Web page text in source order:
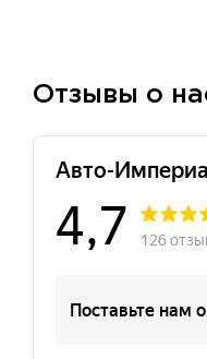
Отзывы о